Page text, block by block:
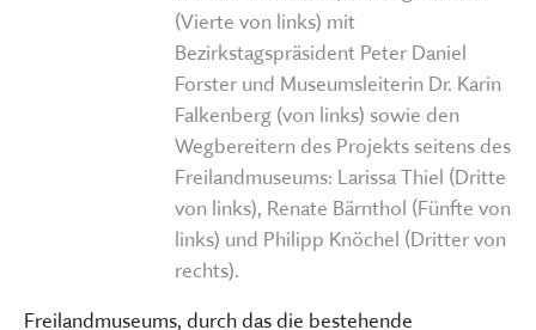
(Vierte von links) mit
Bezirkstagspräsident Peter Daniel
Forster und Museumsleiterin Dr. Karin
Falkenberg (von links) sowie den
Wegbereitern des Projekts seitens des
Freilandmuseums: Larissa Thiel (Dritte
von links), Renate Bärnthol (Fünfte von
links) und Philipp Knöchel (Dritter von
rechts).
Freilandmuseums, durch das die bestehende